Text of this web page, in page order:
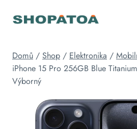
Domů / Shop / Elektronika /
iPhone 15 Pro 256GB Blue
Výborný